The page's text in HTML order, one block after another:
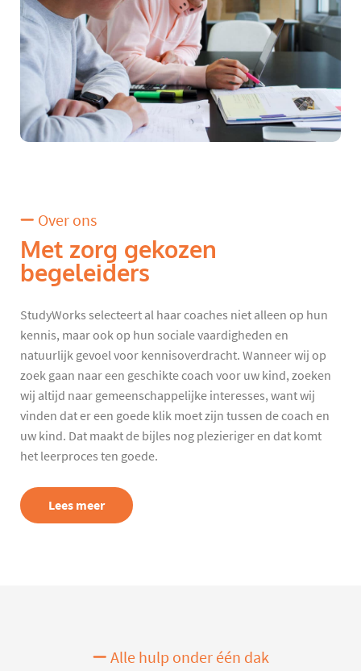
Over ons
Met zorg gekozen
begeleiders
StudyWorks selecteert al haar coaches niet alleen op hun
kennis, maar ook op hun sociale vaardigheden en
natuurlijk gevoel voor kennisoverdracht. Wanneer wij op
zoek gaan naar een geschikte coach voor uw kind, zoeken
wij altijd naar gemeenschappelijke interesses, want wij
vinden dat er een goede klik moet zijn tussen de coach en
uw kind. Dat maakt de bijles nog plezieriger en dat komt
het leerproces ten goede.
Lees meer
Alle hulp onder één dak